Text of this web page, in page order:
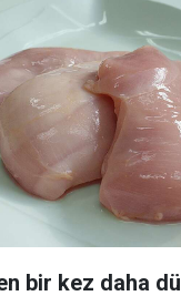
bir kez daha